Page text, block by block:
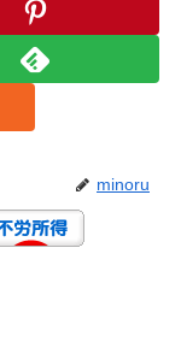
minoru